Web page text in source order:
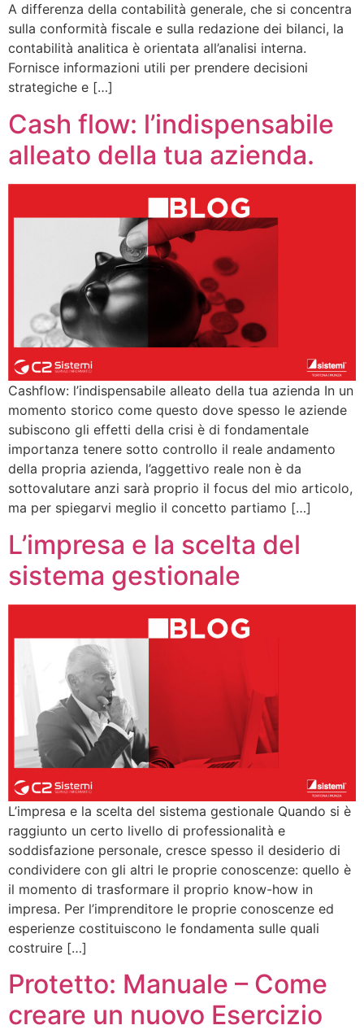
A differenza della contabilità generale, che si concentra
sulla conformità fiscale e sulla redazione dei bilanci, la
contabilità analitica è orientata all’analisi interna.
Fornisce informazioni utili per prendere decisioni
strategiche e […]
Cash flow: l’indispensabile
alleato della tua azienda.
Cashflow: l’indispensabile alleato della tua azienda In un
momento storico come questo dove spesso le aziende
subiscono gli effetti della crisi è di fondamentale
importanza tenere sotto controllo il reale andamento
della propria azienda, l’aggettivo reale non è da
sottovalutare anzi sarà proprio il focus del mio articolo,
ma per spiegarvi meglio il concetto partiamo […]
L’impresa e la scelta del
sistema gestionale
L’impresa e la scelta del sistema gestionale Quando si è
raggiunto un certo livello di professionalità e
soddisfazione personale, cresce spesso il desiderio di
condividere con gli altri le proprie conoscenze: quello è
il momento di trasformare il proprio know-how in
impresa. Per l’imprenditore le proprie conoscenze ed
esperienze costituiscono le fondamenta sulle quali
costruire […]
Protetto: Manuale – Come
creare un nuovo Esercizio